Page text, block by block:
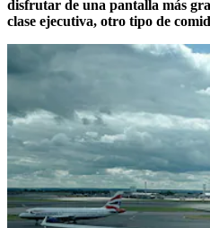
disfrutar de una pantalla más
clase ejecutiva, otro tipo de